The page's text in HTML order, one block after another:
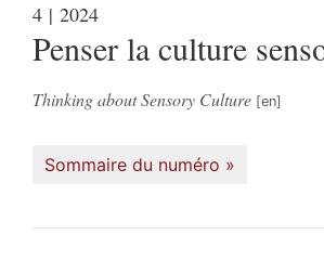
4 | 2024
Penser la culture
Thinking about Sensory Culture
Sommaire du numéro